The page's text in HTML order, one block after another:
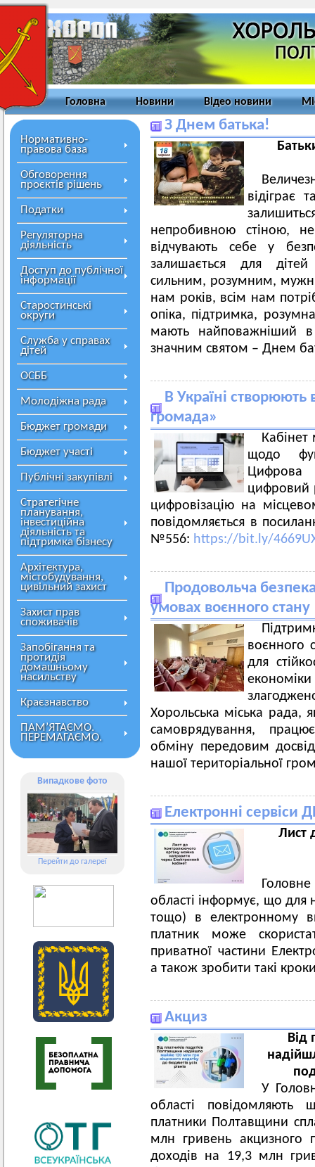
Головна Новини Відео новини
Нормативно-
правова база
Обговорення
проєктів рішень
Податки
Регуляторна
діяльність
Доступ до публічної
інформації
Старостинські
округи
Служба у справах
дітей
ОСББ
Молодіжна рада
Бюджет громади
Бюджет участі
Публічні закупівлі
Стратегічне
планування,
інвестиційна
діяльність та
підтримка бізнесу
Архітектура,
містобудування,
цивільний захист
Захист прав
споживачів
Запобігання та
протидія
домашньому
насильству
Краєзнавство
ПАМ’ЯТАЄМО.
ПЕРЕМАГАЄМО.
Випадкове фото
Перейти до галереї
З Днем батька!
відіграє
непробивною стіною,
відчувають себе у
залишається для
сильним, розумним,
нам років, всім нам
опіка, підтримка,
мають найповажніший
значним святом – Днем
В Україні
громада»
Кабінет
щодо
Цифрова
цифровий
цифровізацію на
повідомляється в
№556: https://bit.ly/
Продовольча безпека
умовах воєнного стану
воєнного
для
Хорольська міська рада,
самоврядування,
обміну передовим
нашої територіальної
Електронні сервіси
Лист
області інформує, що для
тощо) в електронному
платник може
приватної частини
а також зробити такі
Акциз
Від
У
області повідомляють
платники Полтавщини
млн гривень акцизного
доходів на 19,3 млн